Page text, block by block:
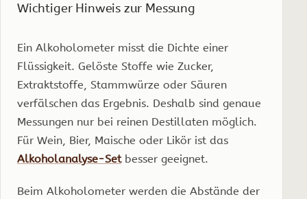
Wichtiger Hinweis zur Messung
Ein Alkoholometer misst die Dichte einer
Flüssigkeit. Gelöste Stoffe wie Zucker,
Extraktstoffe, Stammwürze oder Säuren
verfälschen das Ergebnis. Deshalb sind genaue
Messungen nur bei reinen Destillaten möglich.
Für Wein, Bier, Maische oder Likör ist das
Alkoholanalyse-Setbesser geeignet.
Beim Alkoholometer werden die Abstände der